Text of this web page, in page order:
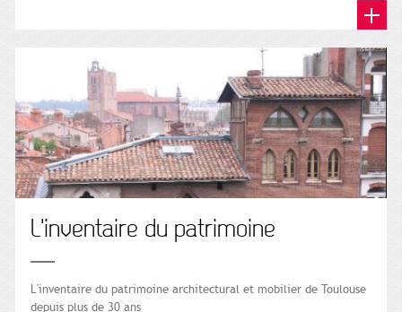
L'inventaire du patrimoine
L'inventaire du patrimoine architectural et mobilier de Toulouse
depuis plus de 30 ans